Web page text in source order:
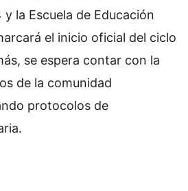
la Escuela de Educación
el inicio oficial del ciclo
se espera contar con la
de la comunidad
protocolos de